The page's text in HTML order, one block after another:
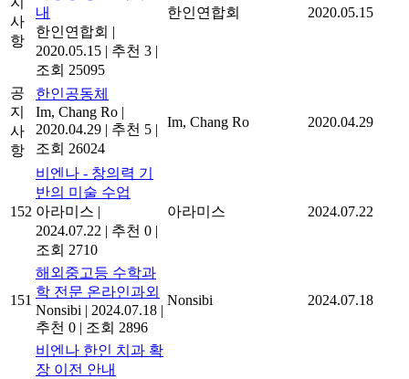
사
항
내
한인연합회 |
2020.05.15 | 추천 3 |
조회 25095
한인연합회 2020.05.15
공
지
사
항
한인공동체
Im, Chang Ro |
2020.04.29 | 추천 5 |
조회 26024
Im, Chang Ro 2020.04.29
152
비엔나 - 창의력 기
반의 미술 수업
아라미스 |
2024.07.22 | 추천 0 |
조회 2710
아라미스 2024.07.22
151
해외중고등 수학과
학 전문 온라인과외
Nonsibi | 2024.07.18 |
추천 0 | 조회 2896
Nonsibi 2024.07.18
비엔나 한인 치과 확
장 이전 안내